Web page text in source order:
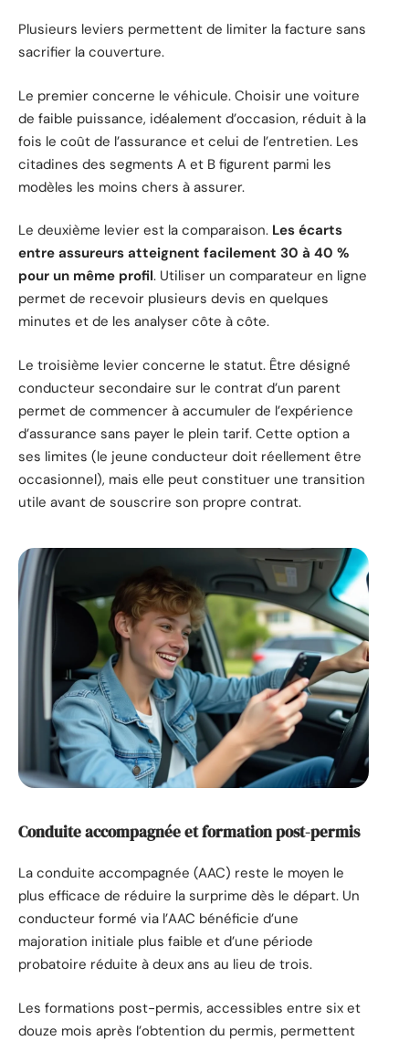
Plusieurs leviers permettent de limiter la facture sans
sacrifier la couverture.
Le premier concerne le véhicule. Choisir une voiture
de faible puissance, idéalement d’occasion, réduit à la
fois le coût de l’assurance et celui de l’entretien. Les
citadines des segments A et B figurent parmi les
modèles les moins chers à assurer.
Le deuxième levier est la comparaison. Les écarts
entre assureurs atteignent facilement 30 à 40 %
pour un même profil. Utiliser un comparateur en ligne
permet de recevoir plusieurs devis en quelques
minutes et de les analyser côte à côte.
Le troisième levier concerne le statut. Être désigné
conducteur secondaire sur le contrat d’un parent
permet de commencer à accumuler de l’expérience
d’assurance sans payer le plein tarif. Cette option a
ses limites (le jeune conducteur doit réellement être
occasionnel), mais elle peut constituer une transition
utile avant de souscrire son propre contrat.
Conduite accompagnée et formation post-permis
La conduite accompagnée (AAC) reste le moyen le
plus efficace de réduire la surprime dès le départ. Un
conducteur formé via l’AAC bénéficie d’une
majoration initiale plus faible et d’une période
probatoire réduite à deux ans au lieu de trois.
Les formations post-permis, accessibles entre six et
douze mois après l’obtention du permis, permettent